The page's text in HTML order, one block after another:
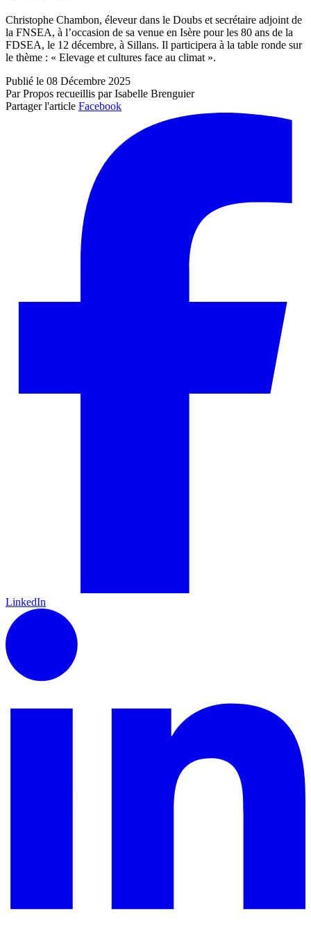
Christophe Chambon, éleveur dans le Doubs et secrétaire adjoint de
la FNSEA, à l’occasion de sa venue en Isère pour les 80 ans de la
FDSEA, le 12 décembre, à Sillans. Il participera à la table ronde sur
le thème : « Elevage et cultures face au climat ».
Publié le 08 Décembre 2025
Par Propos recueillis par Isabelle Brenguier
Partager l'article Facebook
LinkedIn